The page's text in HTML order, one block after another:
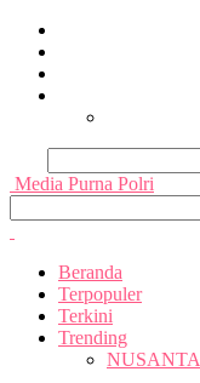
Media Purna Polri
Beranda
Terpopuler
Terkini
Trending